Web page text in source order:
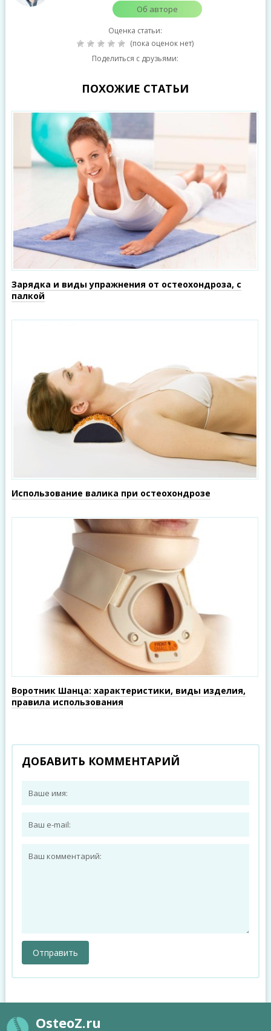
Об авторе
Оценка статьи:
(пока оценок нет)
Поделиться с друзьями:
ПОХОЖИЕ СТАТЬИ
Зарядка и виды упражнения от остеохондроза, с
палкой
Использование валика при остеохондрозе
Воротник Шанца: характеристики, виды изделия,
правила использования
ДОБАВИТЬ КОММЕНТАРИЙ
OsteoZ.ru